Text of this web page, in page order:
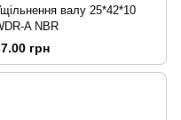
валу 25*42*10
A NBR
грн